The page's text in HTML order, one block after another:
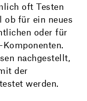
oft Testen
ob für ein neues
oder für
nachgestellt,
der
werden.